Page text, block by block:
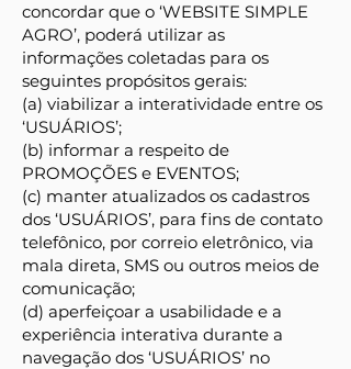
concordar que o ‘WEBSITE SIMPLE
AGRO’, poderá utilizar as
informações coletadas para os
seguintes propósitos gerais:
(a) viabilizar a interatividade entre os
‘USUÁRIOS’;
(b) informar a respeito de
PROMOÇÕES e EVENTOS;
(c) manter atualizados os cadastros
dos ‘USUÁRIOS’, para fins de contato
telefônico, por correio eletrônico, via
mala direta, SMS ou outros meios de
comunicação;
(d) aperfeiçoar a usabilidade e a
experiência interativa durante a
navegação dos ‘USUÁRIOS’ no